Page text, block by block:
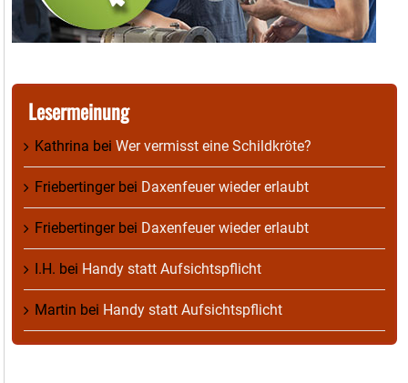
Lesermeinung
Kathrina bei Wer vermisst eine Schildkröte?
Friebertingerbei Daxenfeuer wieder erlaubt
Friebertingerbei Daxenfeuer wieder erlaubt
I.H. bei Handy statt Aufsichtspflicht
Martin bei Handy statt Aufsichtspflicht